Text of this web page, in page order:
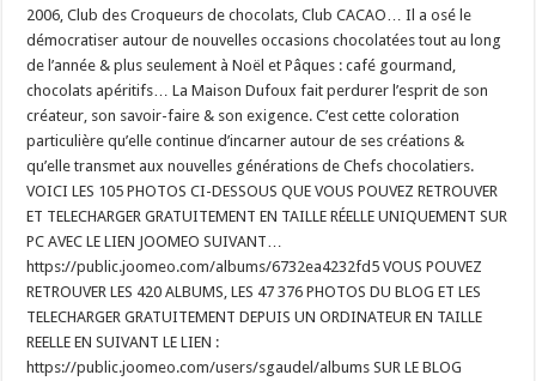
2006, Club des Croqueurs de chocolats, Club CACAO… Il a osé le
démocratiser autour de nouvelles occasions chocolatées tout au long
de l’année & plus seulement à Noël et Pâques : café gourmand,
chocolats apéritifs… La Maison Dufoux fait perdurer l’esprit de son
créateur, son savoir-faire & son exigence. C’est cette coloration
particulière qu’elle continue d’incarner autour de ses créations &
qu’elle transmet aux nouvelles générations de Chefs chocolatiers.
VOICI LES 105 PHOTOS CI-DESSOUS QUE VOUS POUVEZ RETROUVER
ET TELECHARGER GRATUITEMENT EN TAILLE RÉELLE UNIQUEMENT SUR
PC AVEC LE LIEN JOOMEO SUIVANT…
https://public.joomeo.com/albums/6732ea4232fd5 VOUS POUVEZ
RETROUVER LES 420 ALBUMS, LES 47 376 PHOTOS DU BLOG ET LES
TELECHARGER GRATUITEMENT DEPUIS UN ORDINATEUR EN TAILLE
REELLE EN SUIVANT LE LIEN :
https://public.joomeo.com/users/sgaudel/albums SUR LE BLOG